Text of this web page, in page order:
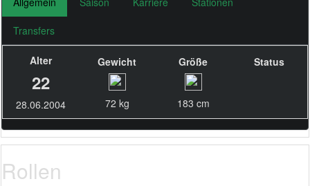
Transfers
Alter
22
28.06.2004
Gewicht
72 kg
Größe
183 cm
Status
Rollen